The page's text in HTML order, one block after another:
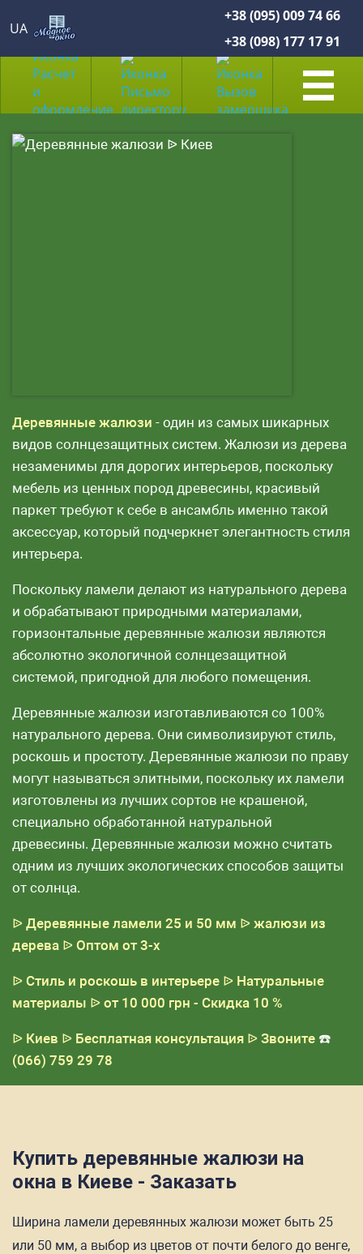
UA
+38 (095) 009 74 66
+38 (098) 177 17 91
Деревянные жалюзи - один из самых шикарных
видов солнцезащитных систем. Жалюзи из дерева
незаменимы для дорогих интерьеров, поскольку
мебель из ценных пород древесины, красивый
паркет требуют к себе в ансамбль именно такой
аксессуар, который подчеркнет элегантность стиля
интерьера.
Поскольку ламели делают из натурального дерева
и обрабатывают природными материалами,
горизонтальные деревянные жалюзи являются
абсолютно экологичной солнцезащитной
системой, пригодной для любого помещения.
Деревянные жалюзи изготавливаются со 100%
натурального дерева. Они символизируют стиль,
роскошь и простоту. Деревянные жалюзи по праву
могут называться элитными, поскольку их ламели
изготовлены из лучших сортов не крашеной,
специально обработанной натуральной
древесины. Деревянные жалюзи можно считать
одним из лучших экологических способов защиты
от солнца.
ᐉ Деревянные ламели 25 и 50 мм ᐉ жалюзи из
дерева ᐉ Оптом от 3-х
ᐉ Стиль и роскошь в интерьере ᐉ Натуральные
материалы ᐉ от 10 000 грн - Скидка 10 %
ᐉ Киев ᐉ Бесплатная консультация ᐉ Звоните ☎️
(066) 759 29 78
Купить деревянные жалюзи на
окна в Киеве - Заказать
Ширина ламели деревянных жалюзи может быть 25
или 50 мм, а выбор из цветов от почти белого до венге,